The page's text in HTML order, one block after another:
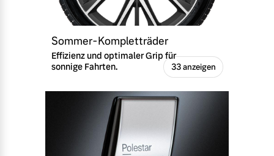
Sommer-Kompletträder
Effizienz und optimaler Grip für
sonnige Fahrten.
33 anzeigen